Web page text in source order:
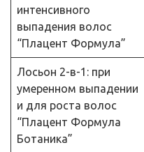
интенсивного
выпадения волос
“Плацент Формула”
Лосьон 2-в-1: при
умеренном выпадении
и для роста волос
“Плацент Формула
Ботаника”